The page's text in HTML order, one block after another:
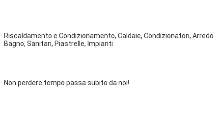
Riscaldamento e Condizionamento, Caldaie, Condizionatori, Arredo
Bagno, Sanitari, Piastrelle, Impianti
Non perdere tempo passa subito da noi!